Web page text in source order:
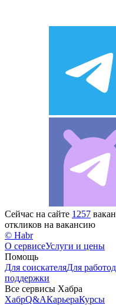
Сейчас на сайте 1257
откликов на вакансию
© Habr
О сервисеУслуги и цены
Помощь
Для соискателяДля
поддержки
Все сервисы Хабра
ХабрQ&AКарьераКурсы